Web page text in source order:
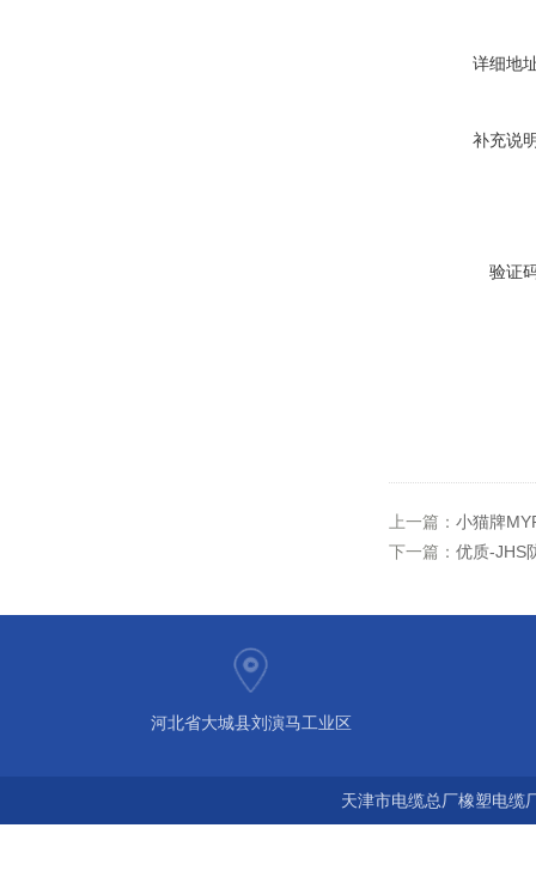
详细地
补充说
验证
上一篇： 小猫牌
下一篇： 优质-JHS
河北省大城县刘演马工业区
天津市电缆总厂橡塑电